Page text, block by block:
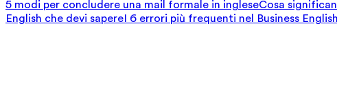
5 modi per concludere una mail formale in ingleseCosa
English che devi sapereI 6 errori più frequenti nel Business